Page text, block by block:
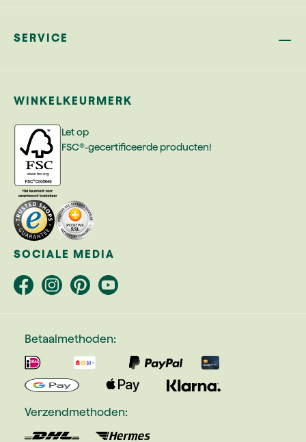
SERVICE
WINKELKEURMERK
Let op
FSC®-gecertificeerde producten!
SOCIALE MEDIA
Betaalmethoden:
Verzendmethoden: